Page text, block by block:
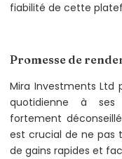
fiabilité de cette
Promesse de
Mira Investments Ltd
quotidienne à ses
fortement
est crucial de ne pas
de gains rapides et